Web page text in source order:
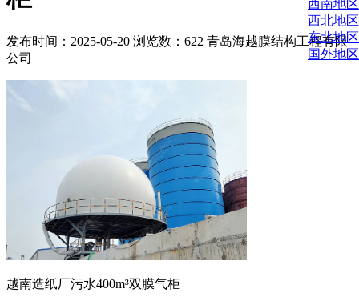
西南地区
西北地区
东北地区
国外地区
发布时间：2025-05-20 浏览数：622 青岛海越膜结构工程有限
公司
越南造纸厂污水400m³双膜气柜